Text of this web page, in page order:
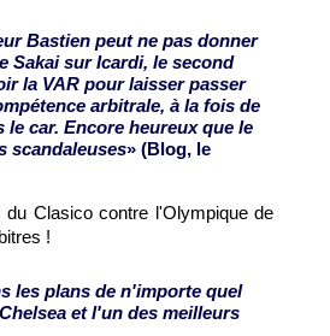
Bastien peut ne pas donner
Sakai sur Icardi, le second
la VAR pour laisser passer
arbitrale, à la fois de
car. Encore heureux que le
scandaleuses» (Blog, le
Clasico contre l'Olympique de
!
les plans de n'importe quel
et l'un des meilleurs